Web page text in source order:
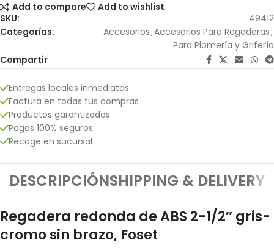
Add to compare
Add to wishlist
SKU:
49412
Categorías:
Accesorios,Accesorios Para Regaderas,
Para Plomería y Grifería
Compartir
Entregas locales inmediatas
Factura en todas tus compras
Productos garantizados
Pagos 100% seguros
Recoge en sucursal
DESCRIPCIÓNSHIPPING & DELIVERY
Regadera redonda de ABS 2-1/2″ gris-
cromo sin brazo, Foset